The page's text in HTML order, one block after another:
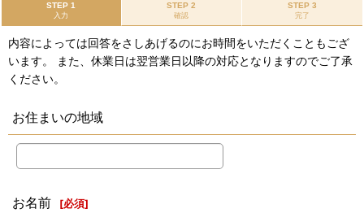
STEP 1
入力
STEP 2
確認
STEP 3
完了
内容によっては回答をさしあげるのにお時間をいただくこともござ
います。 また、休業日は翌営業日以降の対応となりますのでご了承
ください。
お住まいの地域
お名前 [必須]